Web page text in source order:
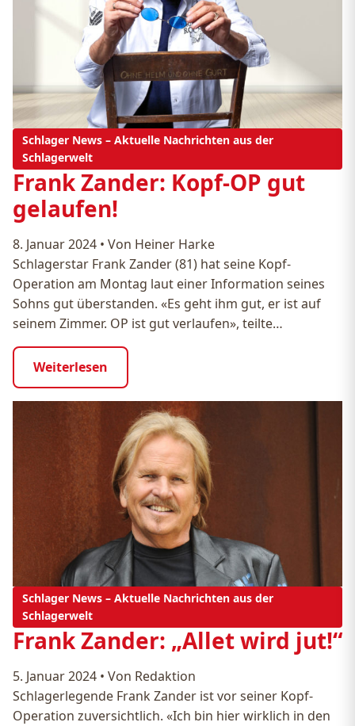
Schlager News – Aktuelle Nachrichten aus der
Schlagerwelt
Frank Zander: Kopf-OP gut
gelaufen!
8. Januar 2024 • Von Heiner Harke
Schlagerstar Frank Zander (81) hat seine Kopf-
Operation am Montag laut einer Information seines
Sohns gut überstanden. «Es geht ihm gut, er ist auf
seinem Zimmer. OP ist gut verlaufen», teilte…
Weiterlesen
Schlager News – Aktuelle Nachrichten aus der
Schlagerwelt
Frank Zander: „Allet wird jut!“
5. Januar 2024 • Von Redaktion
Schlagerlegende Frank Zander ist vor seiner Kopf-
Operation zuversichtlich. «Ich bin hier wirklich in den